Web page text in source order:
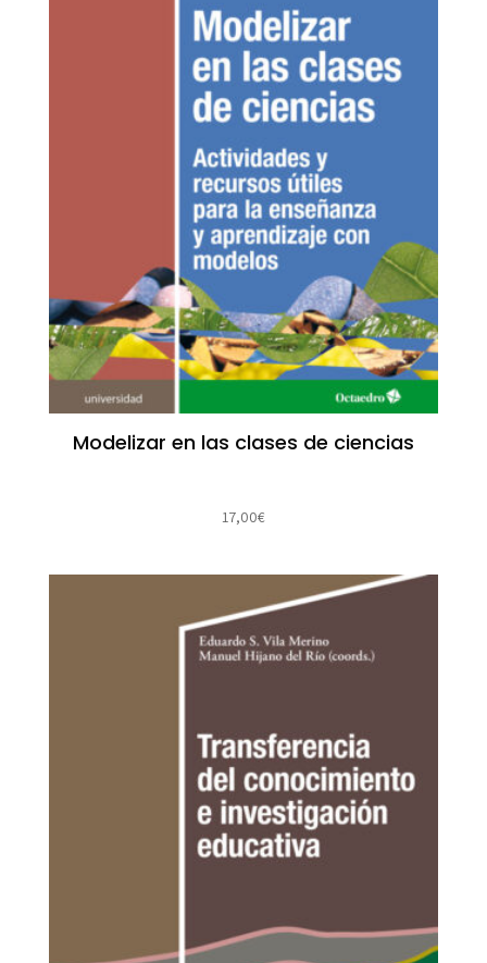
Modelizar en las clases de ciencias
17,00€